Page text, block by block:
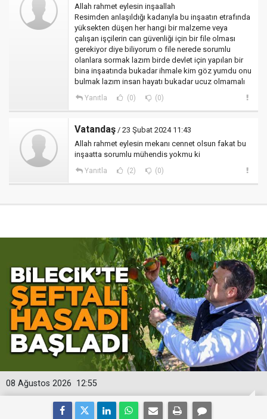
Allah rahmet eylesin inşaallah
Resimden anlaşıldığı kadarıyla bu inşaatın etrafında
yüksekten düşen her hangi bir malzeme veya
çalışan işçilerin can güvenliği için bir file olması
gerekiyor diye biliyorum o file nerede sorumlu
olanlara sormak lazım birde devlet için yapılan bir
bina inşaatında bukadar ihmale kim göz yumdu onu
bulmak lazım insan hayatı bukadar ucuz olmamalı
Yanıtla (0) (0)
Vatandaş / 23 Şubat 2024 11:43
Allah rahmet eylesin mekanı cennet olsun fakat bu
inşaatta sorumlu mühendis yokmu ki
Yanıtla (2) (0)
12:55
08 Ağustos 2026